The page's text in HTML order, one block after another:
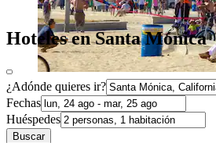
Hoteles en Santa Mónica
¿Adónde quieres ir?
Fechas
Huéspedes
Buscar